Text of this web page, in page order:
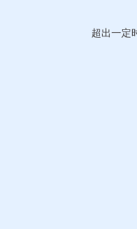
超出一定时